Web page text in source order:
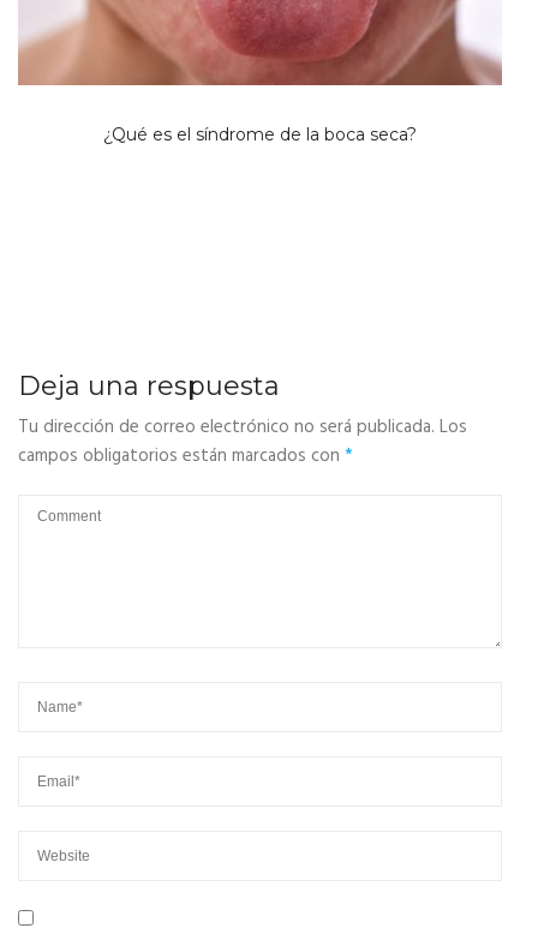
¿Qué es el síndrome de la boca seca?
Deja una respuesta
Tu dirección de correo electrónico no será publicada. Los
campos obligatorios están marcados con *